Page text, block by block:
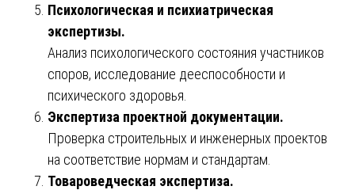
Психологическая и психиатрическая
экспертизы.
Анализ психологического состояния участников
споров, исследование дееспособности и
психического здоровья.
Экспертиза проектной документации.
Проверка строительных и инженерных проектов
на соответствие нормам и стандартам.
Товароведческая экспертиза.